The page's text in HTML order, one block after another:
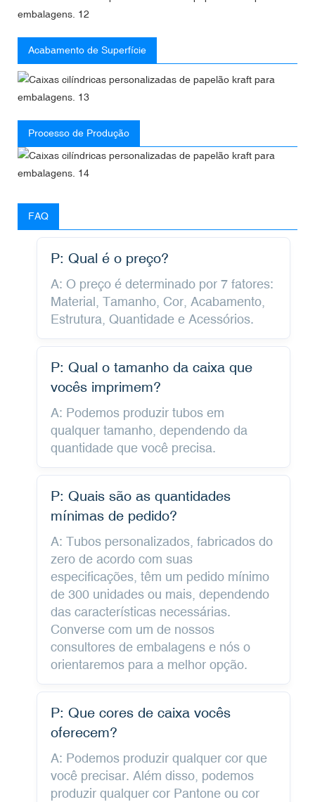
Acabamento de Superfície
Processo de Produção
FAQ
P: Qual é o preço?
A: O preço é determinado por 7 fatores:
Material, Tamanho, Cor, Acabamento,
Estrutura, Quantidade e Acessórios.
P: Qual o tamanho da caixa que
vocês imprimem?
A: Podemos produzir tubos em
qualquer tamanho, dependendo da
quantidade que você precisa.
P: Quais são as quantidades
mínimas de pedido?
A: Tubos personalizados, fabricados do
zero de acordo com suas
especificações, têm um pedido mínimo
de 300 unidades ou mais, dependendo
das características necessárias.
Converse com um de nossos
consultores de embalagens e nós o
orientaremos para a melhor opção.
P: Que cores de caixa vocês
oferecem?
A: Podemos produzir qualquer cor que
você precisar. Além disso, podemos
produzir qualquer cor Pantone ou cor